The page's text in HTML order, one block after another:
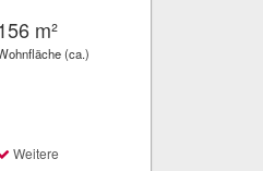
m²
(ca.)
Weitere